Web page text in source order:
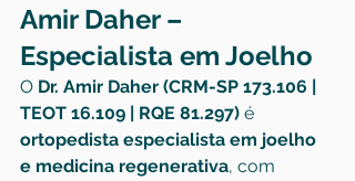
Amir Daher –
Especialista em Joelho
O Dr. Amir Daher (CRM-SP 173.106 |
TEOT 16.109 | RQE 81.297) é
ortopedista especialista em joelho
e medicina regenerativa, com